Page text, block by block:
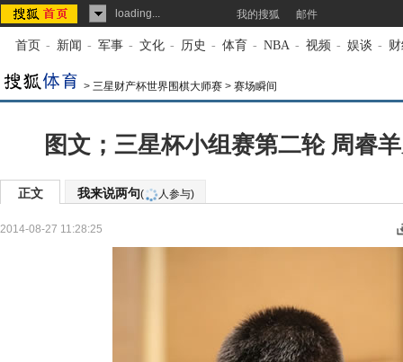
loading... 我的搜狐 邮件
首页 - 新闻 - 军事 - 文化 - 历史 - 体育 - NBA - 视频 - 娱谈 -
> 三星财产杯世界围棋大师赛 > 赛场瞬间
图文；三星杯小组赛第二轮 周睿
正文 我来说两句( 人参与)
2014-08-27 11:28:25